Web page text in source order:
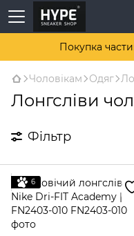
Покупка
Чоловікам Одяг
Лонгсліви
Фільтр
6